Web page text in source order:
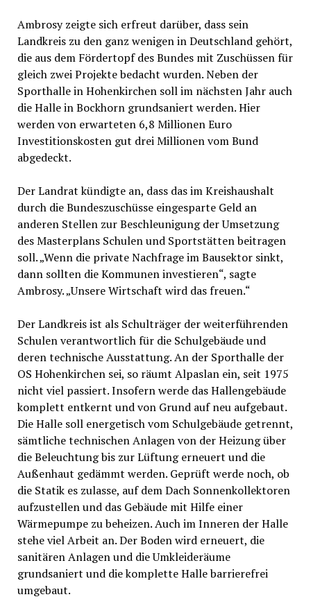
Ambrosy zeigte sich erfreut darüber, dass sein
Landkreis zu den ganz wenigen in Deutschland gehört,
die aus dem Fördertopf des Bundes mit Zuschüssen für
gleich zwei Projekte bedacht wurden. Neben der
Sporthalle in Hohenkirchen soll im nächsten Jahr auch
die Halle in Bockhorn grundsaniert werden. Hier
werden von erwarteten 6,8 Millionen Euro
Investitionskosten gut drei Millionen vom Bund
abgedeckt.
Der Landrat kündigte an, dass das im Kreishaushalt
durch die Bundeszuschüsse eingesparte Geld an
anderen Stellen zur Beschleunigung der Umsetzung
des Masterplans Schulen und Sportstätten beitragen
soll. „Wenn die private Nachfrage im Bausektor sinkt,
dann sollten die Kommunen investieren“, sagte
Ambrosy. „Unsere Wirtschaft wird das freuen.“
Der Landkreis ist als Schulträger der weiterführenden
Schulen verantwortlich für die Schulgebäude und
deren technische Ausstattung. An der Sporthalle der
OS Hohenkirchen sei, so räumt Alpaslan ein, seit 1975
nicht viel passiert. Insofern werde das Hallengebäude
komplett entkernt und von Grund auf neu aufgebaut.
Die Halle soll energetisch vom Schulgebäude getrennt,
sämtliche technischen Anlagen von der Heizung über
die Beleuchtung bis zur Lüftung erneuert und die
Außenhaut gedämmt werden. Geprüft werde noch, ob
die Statik es zulasse, auf dem Dach Sonnenkollektoren
aufzustellen und das Gebäude mit Hilfe einer
Wärmepumpe zu beheizen. Auch im Inneren der Halle
stehe viel Arbeit an. Der Boden wird erneuert, die
sanitären Anlagen und die Umkleideräume
grundsaniert und die komplette Halle barrierefrei
umgebaut.